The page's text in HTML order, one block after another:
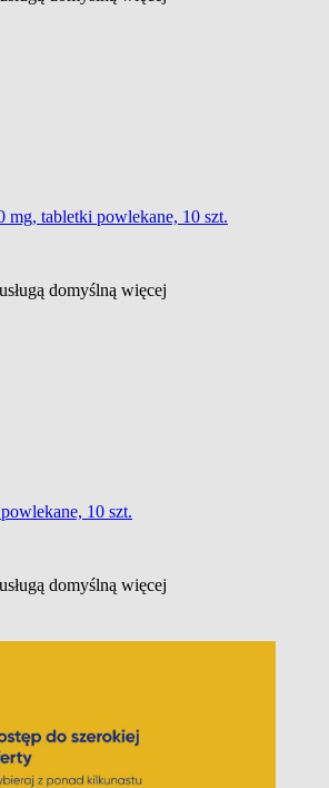
mg, tabletki powlekane, 10 szt.
domyślną więcej
10 szt.
domyślną więcej